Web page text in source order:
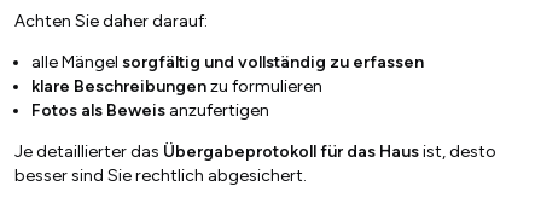
Achten Sie daher darauf:
alle Mängel sorgfältig und vollständig zu erfassen
klare Beschreibungenzu formulieren
Fotos als Beweis anzufertigen
Je detaillierter das Übergabeprotokoll für das Hausist, desto
besser sind Sie rechtlich abgesichert.